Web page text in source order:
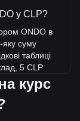
у CLP?
ONDO в
яку суму
таблиці
5 CLP
курс